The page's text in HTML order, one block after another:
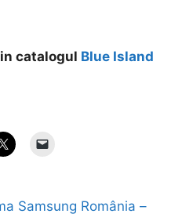
catalogul Blue Island
Samsung România –